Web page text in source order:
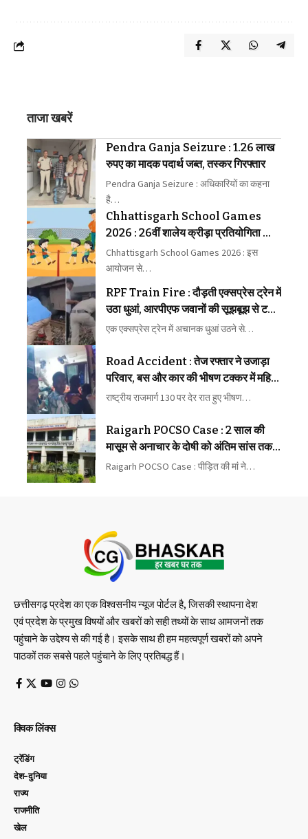
ताजा खबरें
Pendra Ganja Seizure : 1.26 लाख
रुपए का मादक पदार्थ जब्त, तस्कर गिरफ्तार
Pendra Ganja Seizure : अधिकारियों का कहना
है…
Chhattisgarh School Games
2026 : 26वीं शालेय क्रीड़ा प्रतियोगिता की
मेजबानी करेगा जीपीएम
Chhattisgarh School Games 2026 : इस
आयोजन से…
RPF Train Fire : दौड़ती एक्सप्रेस ट्रेन में
उठा धुआं, आरपीएफ जवानों की सूझबूझ से टला
बड़ा रेल हादसा
एक एक्सप्रेस ट्रेन में अचानक धुआं उठने से…
Road Accident : तेज रफ्तार ने उजाड़ा
परिवार, बस और कार की भीषण टक्कर में महिला
की मौत, कई घायल
राष्ट्रीय राजमार्ग 130 पर देर रात हुए भीषण…
Raigarh POCSO Case : 2 साल की
मासूम से अनाचार के दोषी को अंतिम सांस तक
कारावास
Raigarh POCSO Case : पीड़ित की मां ने…
छत्तीसगढ़ प्रदेश का एक विश्वसनीय न्यूज पोर्टल है, जिसकी स्थापना देश
एवं प्रदेश के प्रमुख विषयों और खबरों को सही तथ्यों के साथ आमजनों तक
पहुंचाने के उद्देश्य से की गई है। इसके साथ ही हम महत्वपूर्ण खबरों को अपने
पाठकों तक सबसे पहले पहुंचाने के लिए प्रतिबद्ध हैं।
क्विक लिंक्स
ट्रेंडिंग
देश-दुनिया
राज्य
राजनीति
खेल